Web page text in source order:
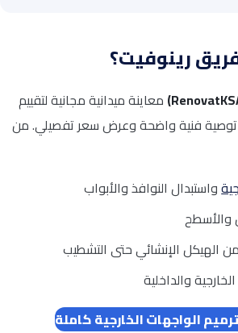
رينوفيت؟
معاينة ميدانية مجانية لتقييم
توصية فنية واضحة وعرض سعر تفصيلي. من
واستبدال النوافذ والأبواب
والأسطح
الهيكل الإنشائي حتى التشطيب
والداخلية
الواجهات الخارجية كاملة